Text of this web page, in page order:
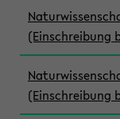
(Einschreibung
(Einschreibung